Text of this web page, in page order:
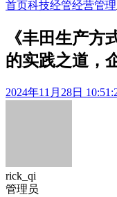
首页科技经管经营管理
《丰田生产方
的实践之道，
2024年11月28日
rick_qi
管理员